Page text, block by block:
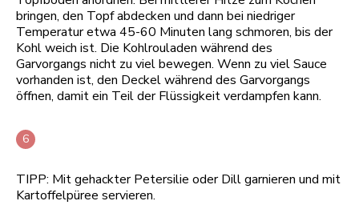
bringen, den Topf abdecken und dann bei niedriger
Temperatur etwa 45-60 Minuten lang schmoren, bis der
Kohl weich ist. Die Kohlrouladen während des
Garvorgangs nicht zu viel bewegen. Wenn zu viel Sauce
vorhanden ist, den Deckel während des Garvorgangs
öffnen, damit ein Teil der Flüssigkeit verdampfen kann.
TIPP: Mit gehackter Petersilie oder Dill garnieren und mit
Kartoffelpüree servieren.